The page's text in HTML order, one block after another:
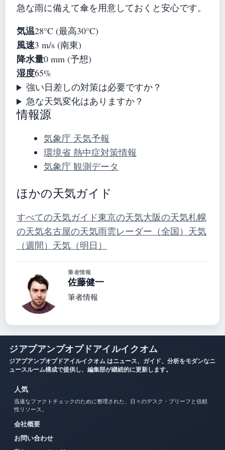
急な雨に備えて傘を用意しておくと安心です。
気温28°C (最高30°C)
風速3 m/s (南東)
降水量0 mm (予想)
湿度65%
強い日差しの対策は必要ですか？
急な天気変化はありますか？
情報源
気象庁 天気予報
環境省 熱中症対策情報
気象庁 観測データ
ほかの天気ガイド
すべての天気ガイド東京の天気大阪の天気札幌
の天気名古屋の天気雨雲レーダー（全国） 天気
（週間） 天気（明日）
筆者情報
佐藤健一
筆者情報
ジアプアンプオプドアイルイクオム
ジアプアンプオプドアイルイクオム はニュース、ガイド、分析をモダンなニ
ュースルーム構成で提供し、編集部が継続的に更新します。
人気
迅速なファクトチェックのために整理された、日々のデスク・ブリーフと信頼
性リソース。
会社概要
お問い合わせ